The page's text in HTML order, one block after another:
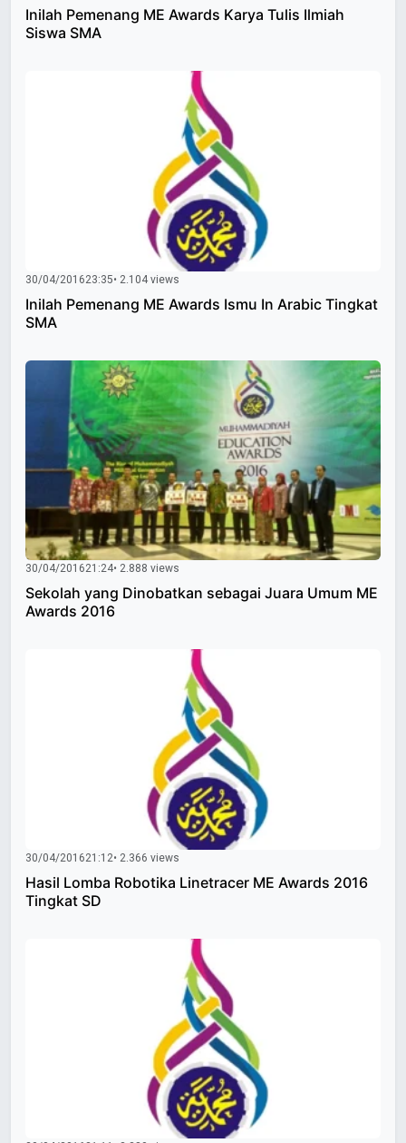
Inilah Pemenang ME Awards Karya Tulis Ilmiah
Siswa SMA
30/04/201623:35• 2.104 views
Inilah Pemenang ME Awards Ismu In Arabic Tingkat
SMA
30/04/201621:24• 2.888 views
Sekolah yang Dinobatkan sebagai Juara Umum ME
Awards 2016
30/04/201621:12• 2.366 views
Hasil Lomba Robotika Linetracer ME Awards 2016
Tingkat SD